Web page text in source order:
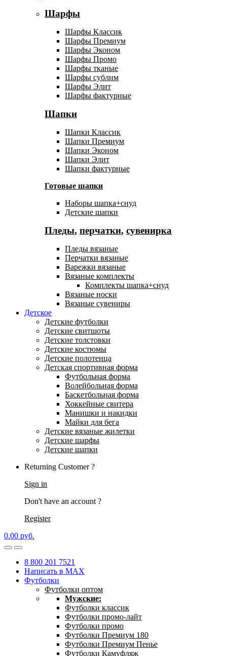
Шарфы
Шарфы Классик
Шарфы Премиум
Шарфы Эконом
Шарфы Промо
Шарфы тканые
Шарфы сублим
Шарфы Элит
Шарфы фактурные
Шапки
Шапки Классик
Шапки Премиум
Шапки Эконом
Шапки Элит
Шапки фактурные
Готовые шапки
Наборы шапка+снуд
Детские шапки
Пледы, перчатки, сувенирка
Пледы вязаные
Перчатки вязаные
Варежки вязаные
Вязаные комплекты
Комплекты шапка+снуд
Вязаные носки
Вязаные сувениры
Детское
Детские футболки
Детские свитшоты
Детские толстовки
Детские костюмы
Детские полотенца
Детская спортивная форма
Футбольная форма
Волейбольная форма
Баскетбольная форма
Хоккейные свитера
Манишки и накидки
Майки для бега
Детские вязаные жилетки
Детские шарфы
Детские шапки
Returning Customer ?
Sign in
Don't have an account ?
Register
0.00 руб.
8 800 201 7521
Написать в MAX
Футболки
Футболки оптом
Мужские:
Футболки классик
Футболки промо-лайт
Футболки промо
Футболки Премиум 180
Футболки Премиум Пенье
Футболки Камуфляж